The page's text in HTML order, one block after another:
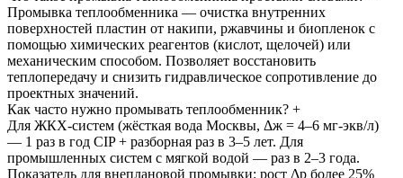
Промывка теплообменника — очистка внутренних
поверхностей пластин от накипи, ржавчины и биопленок с
помощью химических реагентов (кислот, щелочей) или
механическим способом. Позволяет восстановить
теплопередачу и снизить гидравлическое сопротивление до
проектных значений.
Как часто нужно промывать теплообменник? +
Для ЖКХ-систем (жёсткая вода Москвы, Δж = 4–6 мг-экв/л)
— 1 раз в год CIP + разборная раз в 3–5 лет. Для
промышленных систем с мягкой водой — раз в 2–3 года.
Показатель для внеплановой промывки: рост Δp более 25%